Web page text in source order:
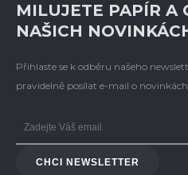
MILUJETE PAPÍR A
NAŠICH
Přihlaste se k odběru našeho
pravidelně posílat e-mail o
CHCI NEWSLETTER